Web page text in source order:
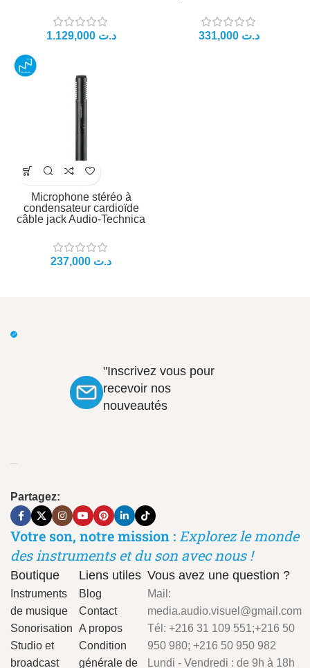
د.ت 1.129,000 د.ت
Microphone stéréo à
condensateur cardioïde
câble jack Audio-Technica
د.ت
"Inscrivez vous pour
recevoir nos
nouveautés
Partagez:
Votre son, notre mission : Explorez le monde
des instruments et du son avec nous !
Boutique
Instruments
de musique
Sonorisation
Studio et
broadcast
Liens utiles
Blog
Contact
A propos
Condition
générale de
Vous avez une question ?
Mail:
media.audio.visuel@gmail.com
Tél: +216 31 109 551;+216 50
950 980; +216 50 950 982
Lundi - Vendredi : de 9h à 18h